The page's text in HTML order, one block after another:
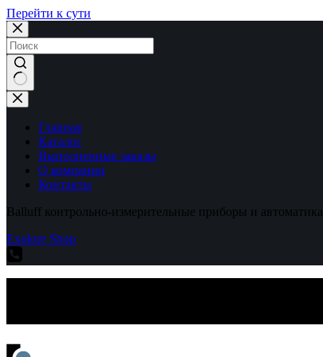
Перейти к сути
Ничего
не
найденоГлавная
Каталог
Выполненные заказы
О компании
Контакты
Balluff контрольно-измерительные приборы и автоматика
Explore Shop